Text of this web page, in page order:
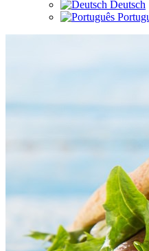
Deutsch